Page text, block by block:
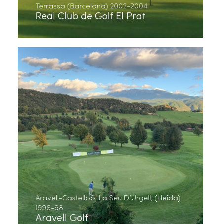
Terrassa (Barcelona) 2002-2004
Real Club de Golf El Prat
Aravell-Castellbó, La Seu D’Urgell, (Lleida)
1996-98
Aravell Golf